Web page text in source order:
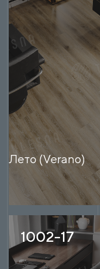
Лето (Verano)
1002-17